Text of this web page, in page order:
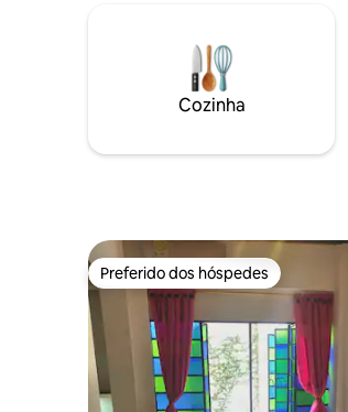
Cozinha
Preferido dos hóspedes
Preferido dos hóspedes